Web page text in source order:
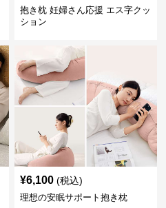
抱き枕 妊婦さん応援 エス字クッ
ション
¥6,100 (税込)
理想の安眠サポート抱き枕